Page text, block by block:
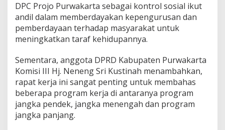
DPC Projo Purwakarta sebagai kontrol sosial ikut
andil dalam memberdayakan kepengurusan dan
pemberdayaan terhadap masyarakat untuk
meningkatkan taraf kehidupannya.
Sementara, anggota DPRD Kabupaten Purwakarta
Komisi III Hj. Neneng Sri Kustinah menambahkan,
rapat kerja ini sangat penting untuk membahas
beberapa program kerja di antaranya program
jangka pendek, jangka menengah dan program
jangka panjang.